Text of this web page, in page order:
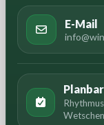
E-Mail
Wetschen